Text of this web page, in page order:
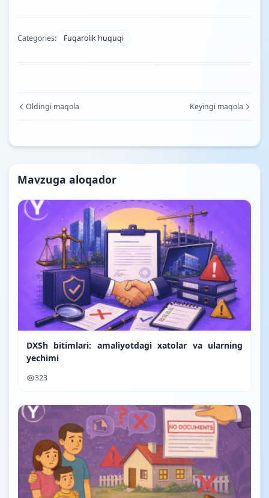
Categories: Fuqarolik huquqi
Oldingi maqola Keyingi maqola
Mavzuga aloqador
DXSh bitimlari: amaliyotdagi xatolar va ularning
yechimi
323